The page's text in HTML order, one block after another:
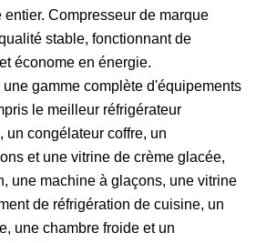
Compresseur de marque
stable, fonctionnant de
économe en énergie.
gamme complète d'équipements
le meilleur réfrigérateur
un congélateur coffre, un
et une vitrine de crème glacée,
une machine à glaçons, une vitrine
de réfrigération de cuisine, un
une chambre froide et un